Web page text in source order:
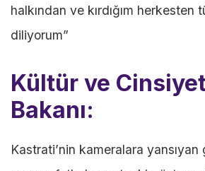
halkından ve kırdığım herkesten
diliyorum”
Kültür ve
Bakanı:
Kastrati’nin kameralara yansıyan